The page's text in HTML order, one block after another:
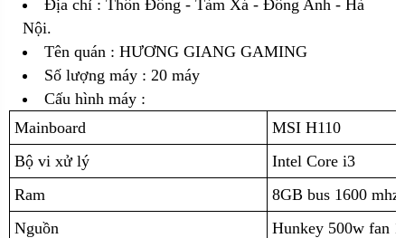
Địa chỉ : Thôn Đông - Tàm Xá - Đông Anh - Hà
Nội.
Tên quán : HƯƠNG GIANG GAMING
Số lượng máy : 20 máy
Cấu hình máy :
Mainboard
MSI H110
Bộ vi xử lý
Intel Core i3
Ram
8GB bus 1600
Nguồn
Hunkey 500w fan